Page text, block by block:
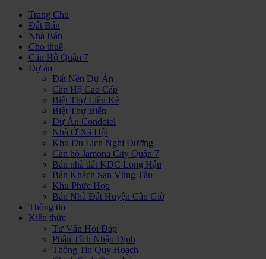
Trang Chủ
Đất Bán
Nhà Bán
Cho thuê
Căn Hộ Quận 7
Dự án
Đất Nền Dự Án
Căn Hộ Cao Cấp
Biệt Thự Liền Kề
Biệt Thự Biển
Dự Án Condotel
Nhà Ở Xã Hội
Khu Du Lịch Nghĩ Dưỡng
Căn hộ Jamona City Quận 7
Bán nhà đất KDC Long Hậu
Bán Khách Sạn Vũng Tàu
Khu Phức Hợp
Bán Nhà Đất Huyện Cần Giờ
Thông tin
Kiến thức
Tư Vấn Hỏi Đáp
Phân Tích Nhận Định
Thông Tin Quy Hoạch